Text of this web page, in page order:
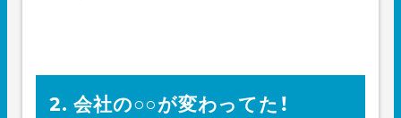
2. 会社の○○が変わってた！